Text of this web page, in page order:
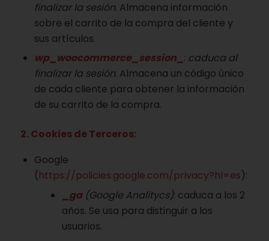
finalizar la sesión. Almacena información
sobre el carrito de la compra del cliente y
sus artículos.
wp_woocommerce_session_ : caduca al
finalizar la sesión. Almacena un código único
de cada cliente para obtener la información
de su carrito de la compra.
2. Cookies de Terceros:
Google
(https://policies.google.com/privacy?hl=es):
_ga(Google Analitycs): caduca a los 2
años. Se usa para distinguir a los
usuarios.